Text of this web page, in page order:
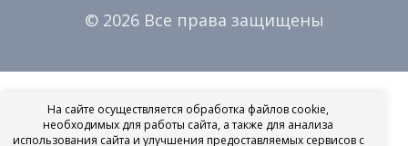
© 2026 Все права защищены
На сайте осуществляется обработка файлов cookie,
необходимых для работы сайта, а также для анализа
использования сайта и улучшения предоставляемых сервисов с